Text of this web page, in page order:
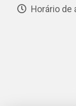
Horário de